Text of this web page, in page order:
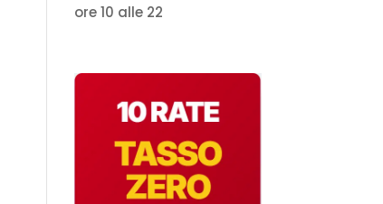
ore 10 alle 22